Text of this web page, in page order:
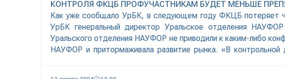
КОНТРОЛЯ ФКЦБ ПРОФУЧАСТНИКАМ БУДЕТ МЕНЬШЕ
Как уже сообщало УрБК, в следующем году ФКЦБ потеряет
УрБК генеральный директор Уральское отделения
Уральского отделения НАУФОР не приводили к каким-либо
НАУФОР и притормаживала развитие рынка. «В